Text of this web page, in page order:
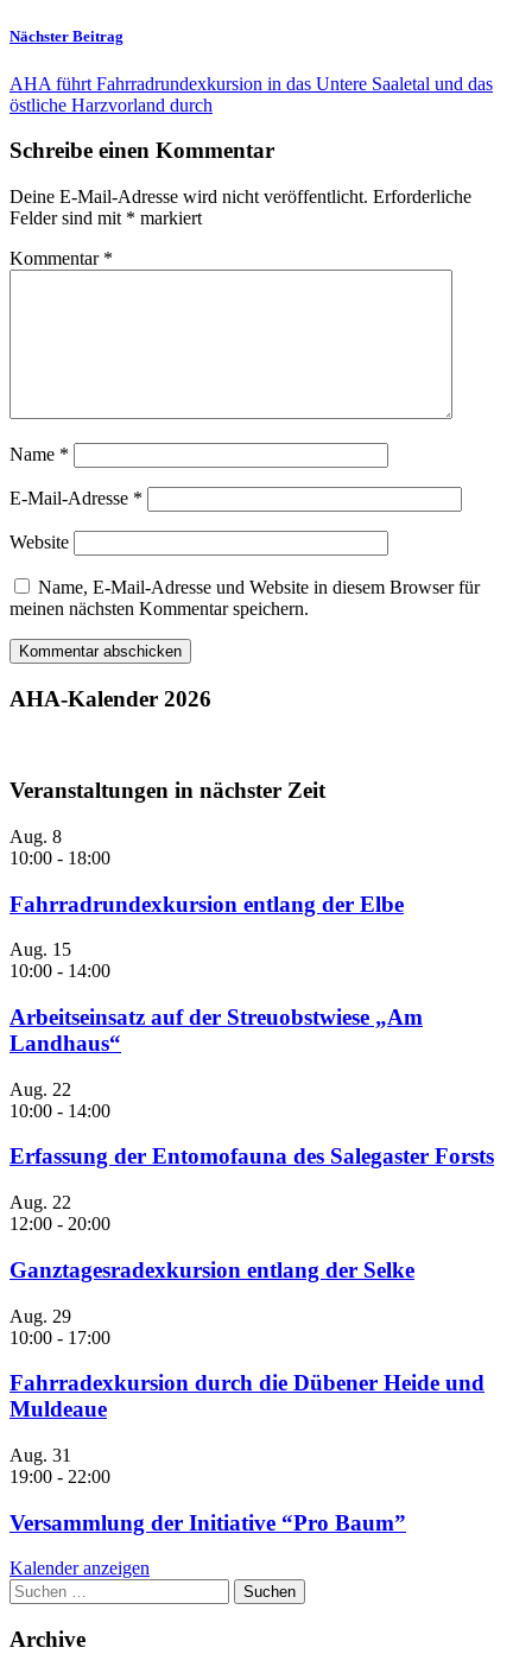
Nächster Beitrag
AHA führt Fahrradrundexkursion in das Untere Saaletal und das
östliche Harzvorland durch
Schreibe einen Kommentar
Deine E-Mail-Adresse wird nicht veröffentlicht. Erforderliche
Felder sind mit * markiert
Kommentar *
Name *
E-Mail-Adresse *
Website
Name, E-Mail-Adresse und Website in diesem Browser für
meinen nächsten Kommentar speichern.
AHA-Kalender 2026
Veranstaltungen in nächster Zeit
Aug. 8
10:00 - 18:00
Fahrradrundexkursion entlang der Elbe
Aug. 15
10:00 - 14:00
Arbeitseinsatz auf der Streuobstwiese „Am
Landhaus“
Aug. 22
10:00 - 14:00
Erfassung der Entomofauna des Salegaster Forsts
Aug. 22
12:00 - 20:00
Ganztagesradexkursion entlang der Selke
Aug. 29
10:00 - 17:00
Fahrradexkursion durch die Dübener Heide und
Muldeaue
Aug. 31
19:00 - 22:00
Versammlung der Initiative “Pro Baum”
Kalender anzeigen
Suchen
nach:
Archive